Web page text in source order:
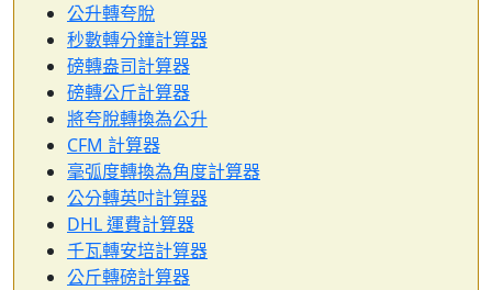
公升轉夸脫
秒數轉分鐘計算器
磅轉盎司計算器
磅轉公斤計算器
將夸脫轉換為公升
CFM 計算器
毫弧度轉換為角度計算器
公分轉英吋計算器
DHL 運費計算器
千瓦轉安培計算器
公斤轉磅計算器